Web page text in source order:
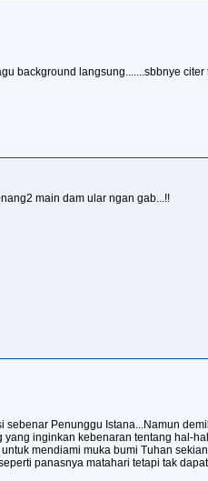
background langsung.......sbbnye
main dam ular ngan gab...!!
Penunggu Istana...Namun
inginkan kebenaran tentang hal-
mendiami muka bumi Tuhan
panasnya matahari tetapi tak